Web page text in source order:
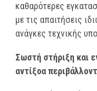
καθαρότερες
με τις απαιτήσεις
ανάγκες τεχνικής
Σωστή στήριξη και
αντίξοα